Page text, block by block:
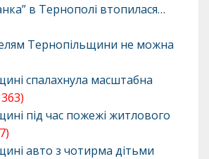
в Тернополі втопилася…
Тернопільщини не можна
спалахнула масштабна
під час пожежі житлового
авто з чотирма дітьми